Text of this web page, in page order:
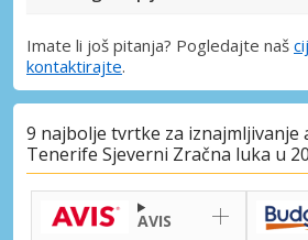
Imate li još pitanja? Pogledajte naš
kontaktirajte.
9 najbolje tvrtke za iznajmljivanje
Tenerife Sjeverni Zračna luka u
AVIS